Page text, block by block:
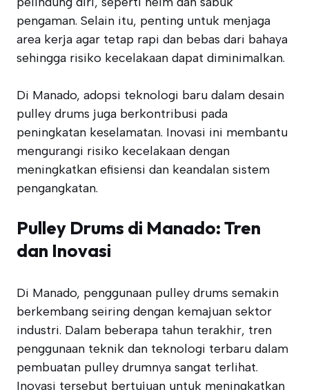
pengaman. Selain itu, penting untuk menjaga
area kerja agar tetap rapi dan bebas dari bahaya
sehingga risiko kecelakaan dapat diminimalkan.
Di Manado, adopsi teknologi baru dalam desain
pulley drums juga berkontribusi pada
peningkatan keselamatan. Inovasi ini membantu
mengurangi risiko kecelakaan dengan
meningkatkan efisiensi dan keandalan sistem
pengangkatan.
Pulley Drums di Manado: Tren
dan Inovasi
Di Manado, penggunaan pulley drums semakin
berkembang seiring dengan kemajuan sektor
industri. Dalam beberapa tahun terakhir, tren
penggunaan teknik dan teknologi terbaru dalam
pembuatan pulley drumnya sangat terlihat.
Inovasi tersebut bertujuan untuk meningkatkan